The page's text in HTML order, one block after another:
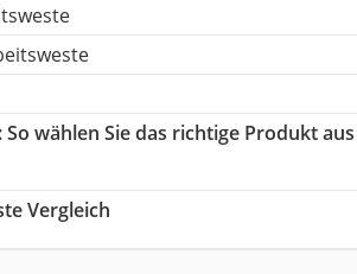
So wählen Sie das richtige Produkt
Vergleich